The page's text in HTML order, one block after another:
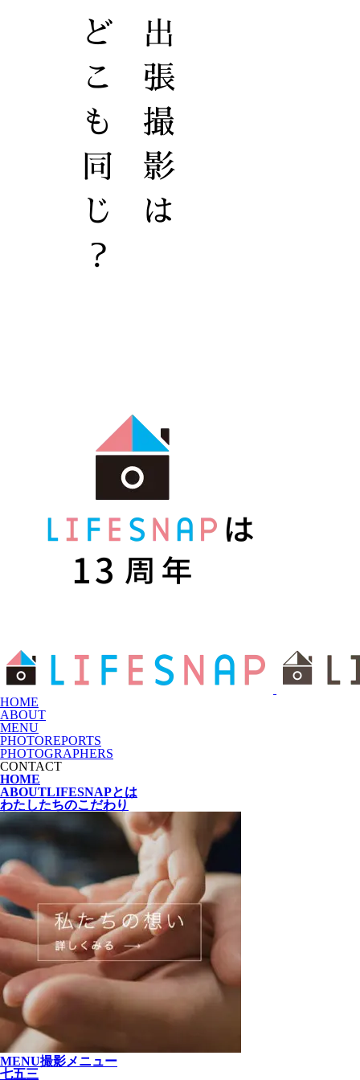
HOME
ABOUT
MENU
PHOTOREPORTS
PHOTOGRAPHERS
CONTACT
HOME
ABOUTLIFESNAPとは
わたしたちのこだわり
MENU撮影メニュー
七五三